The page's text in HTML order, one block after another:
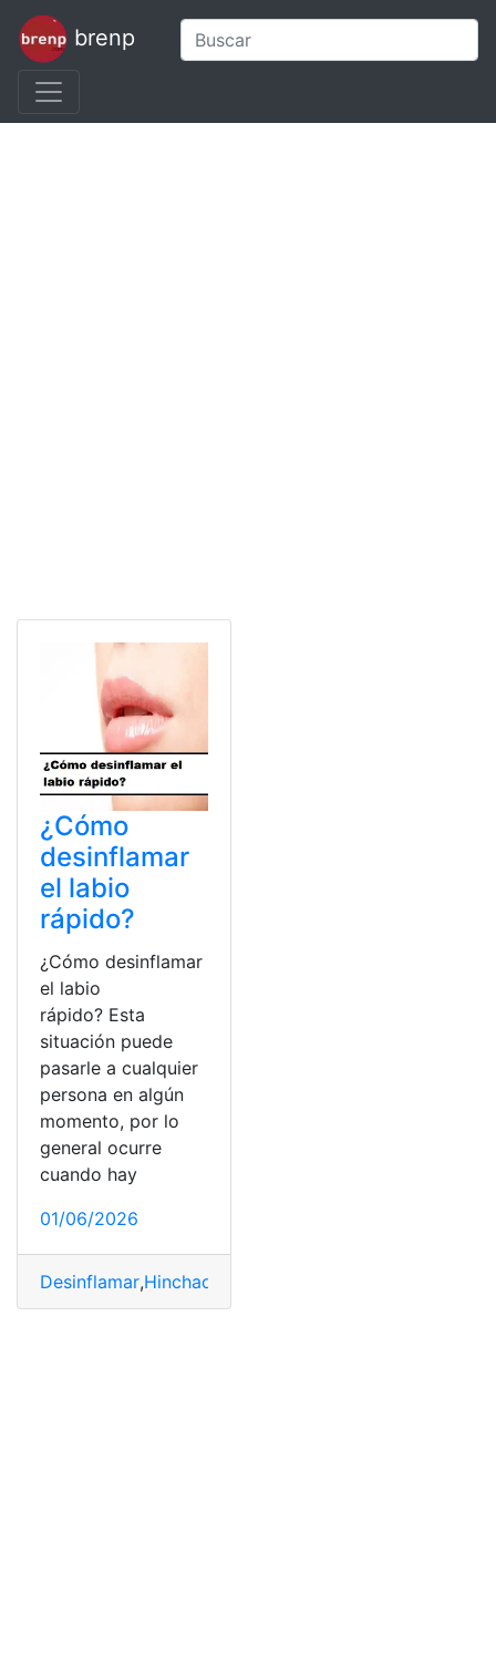
brenp
¿Cómo
desinflamar
el labio
rápido?
¿Cómo desinflamar
el labio
rápido? Esta
situación puede
pasarle a cualquier
persona en algún
momento, por lo
general ocurre
cuando hay
01/06/2026
Desinflamar,Hinchado